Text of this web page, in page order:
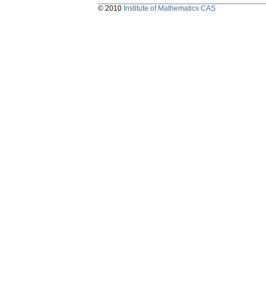
© 2010 Institute of Mathematics CAS